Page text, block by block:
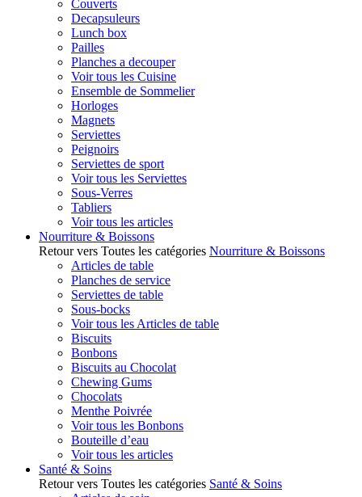
Couverts
Decapsuleurs
Lunch box
Pailles
Planches a decouper
Voir tous les Cuisine
Ensemble de Sommelier
Horloges
Magnets
Serviettes
Peignoirs
Serviettes de sport
Voir tous les Serviettes
Sous-Verres
Tabliers
Voir tous les articles
Nourriture & Boissons
Retour vers Toutes les catégories Nourriture & Boissons
Articles de table
Planches de service
Serviettes de table
Sous-bocks
Voir tous les Articles de table
Biscuits
Bonbons
Biscuits au Chocolat
Chewing Gums
Chocolats
Menthe Poivrée
Voir tous les Bonbons
Bouteille d’eau
Voir tous les articles
Santé & Soins
Retour vers Toutes les catégories Santé & Soins